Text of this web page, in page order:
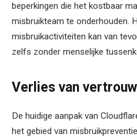
beperkingen die het kostbaar
misbruikteam te onderhouden.
misbruikactiviteiten kan van
zelfs zonder menselijke
Verlies van
De huidige aanpak van
het gebied van